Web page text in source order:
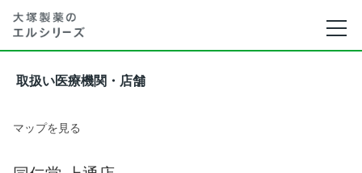
取扱い医療機関・店舗
マップを見る